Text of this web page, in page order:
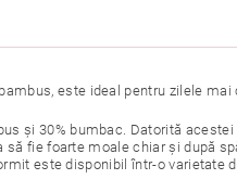
este ideal pentru zilele mai
și 30% bumbac. Datorită
fie foarte moale chiar și după
este disponibil într-o varietate